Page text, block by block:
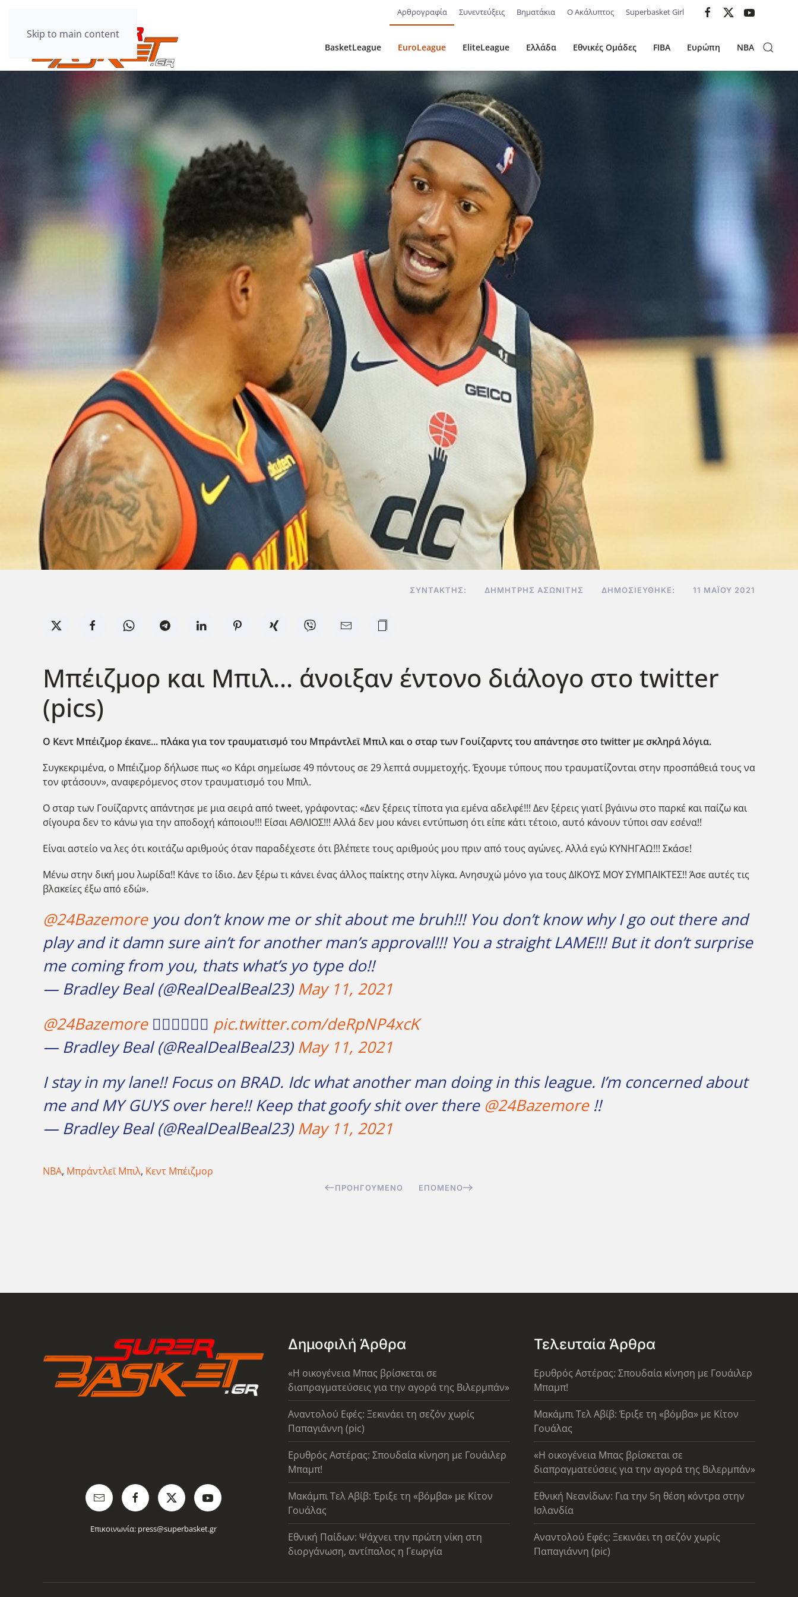
Skip to main content
Αρθρογραφία Συνεντεύξεις Βηματάκια Ο Ακάλυπτος Superbasket Girl
BasketLeague EuroLeague EliteLeague Ελλάδα Εθνικές Ομάδες FIBA Ευρώπη NBA
ΣΥΝΤΆΚΤΗΣ: ΔΗΜΉΤΡΗΣ ΑΣΩΝΊΤΗΣ ΔΗΜΟΣΙΕΎΘΗΚΕ: 11 ΜΑΪ́ΟΥ 2021
Μπέιζμορ και Μπιλ... άνοιξαν έντονο διάλογο στο twitter
(pics)
O Kεντ Μπέιζμορ έκανε... πλάκα για τον τραυματισμό του Μπράντλεϊ Μπιλ και ο σταρ των Γουίζαρντς του απάντησε στο twitter με σκληρά λόγια.
Συγκεκριμένα, ο Μπέιζμορ δήλωσε πως «ο Κάρι σημείωσε 49 πόντους σε 29 λεπτά συμμετοχής. Έχουμε τύπους που τραυματίζονται στην προσπάθειά τους να
τον φτάσουν», αναφερόμενος στον τραυματισμό του Μπιλ.
Ο σταρ των Γουίζαρντς απάντησε με μια σειρά από tweet, γράφοντας: «Δεν ξέρεις τίποτα για εμένα αδελφέ!!! Δεν ξέρεις γιατί βγάινω στο παρκέ και παίζω και
σίγουρα δεν το κάνω για την αποδοχή κάποιου!!! Είσαι ΑΘΛΙΟΣ!!! Αλλά δεν μου κάνει εντύπωση ότι είπε κάτι τέτοιο, αυτό κάνουν τύποι σαν εσένα!!
Είναι αστείο να λες ότι κοιτάζω αριθμούς όταν παραδέχεστε ότι βλέπετε τους αριθμούς μου πριν από τους αγώνες. Αλλά εγώ ΚΥΝΗΓΑΩ!!! Σκάσε!
Μένω στην δική μου λωρίδα!! Κάνε το ίδιο. Δεν ξέρω τι κάνει ένας άλλος παίκτης στην λίγκα. Ανησυχώ μόνο για τους ΔΙΚΟΥΣ ΜΟΥ ΣΥΜΠΑΙΚΤΕΣ!! Άσε αυτές τις
βλακείες έξω από εδώ».
@24Bazemoreyou don’t know me or shit about me bruh!!! You don’t know why I go out there and
play and it damn sure ain’t for another man’s approval!!! You a straight LAME!!! But it don’t surprise
me coming from you, thats what’s yo type do!!
— Bradley Beal (@RealDealBeal23) May 11, 2021
@24Bazemore👇🏾👇🏾👇🏾 pic.twitter.com/deRpNP4xcK
— Bradley Beal (@RealDealBeal23) May 11, 2021
I stay in my lane!! Focus on BRAD. Idc what another man doing in this league. I’m concerned about
me and MY GUYS over here!! Keep that goofy shit over there @24Bazemore!!
— Bradley Beal (@RealDealBeal23) May 11, 2021
NBA, Μπράντλεϊ Μπιλ, Κεντ Μπέιζμορ
ΠΡΟΗΓΟΎΜΕΝΟ ΕΠΌΜΕΝΟ
Επικοινωνία: press@superbasket.gr
Δημοφιλή Άρθρα
«Η οικογένεια Μπας βρίσκεται σε
διαπραγματεύσεις για την αγορά της Βιλερμπάν»
Αναντολού Εφές: Ξεκινάει τη σεζόν χωρίς
Παπαγιάννη (pic)
Ερυθρός Αστέρας: Σπουδαία κίνηση με Γουάιλερ
Μπαμπ!
Μακάμπι Τελ Αβίβ: Έριξε τη «βόμβα» με Κίτον
Γουάλας
Εθνική Παίδων: Ψάχνει την πρώτη νίκη στη
διοργάνωση, αντίπαλος η Γεωργία
Τελευταία Άρθρα
Ερυθρός Αστέρας: Σπουδαία κίνηση με Γουάιλερ
Μπαμπ!
Μακάμπι Τελ Αβίβ: Έριξε τη «βόμβα» με Κίτον
Γουάλας
«Η οικογένεια Μπας βρίσκεται σε
διαπραγματεύσεις για την αγορά της Βιλερμπάν»
Εθνική Νεανίδων: Για την 5η θέση κόντρα στην
Ισλανδία
Αναντολού Εφές: Ξεκινάει τη σεζόν χωρίς
Παπαγιάννη (pic)